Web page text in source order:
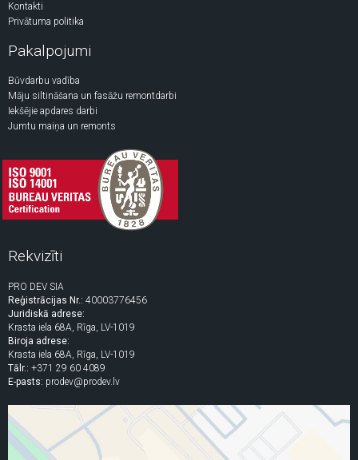
Kontakti
Privātuma politika
Pakalpojumi
Būvdarbu vadība
Māju siltināšana un fasāžu remontdarbi
Iekšējie apdares darbi
Jumtu maiņa un remonts
Rekvizīti
PRO DEV SIA
Reģistrācijas Nr.: 40003776456
Juridiskā adrese:
Krasta iela 68A, Rīga, LV-1019
Biroja adrese:
Krasta iela 68A, Rīga, LV-1019
Tālr.: +371 29 60 4089
E-pasts: prodev@prodev.lv